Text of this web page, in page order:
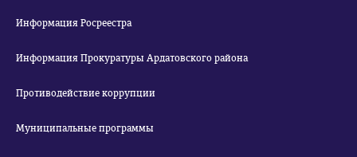
Информация Росреестра
Информация Прокуратуры Ардатовского района
Противодействие коррупции
Муниципальные программы